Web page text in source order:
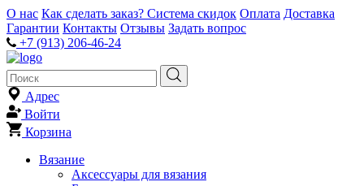
О нас Как сделать заказ? Система скидок Оплата Доставка
Гарантии Контакты Отзывы Задать вопрос
+7 (913) 206-46-24
Адрес
Войти
Корзина
Вязание
Аксессуары для вязания